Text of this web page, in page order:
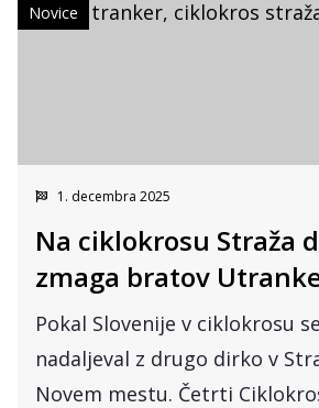
1. decembra 2025
Na ciklokrosu Straža
zmaga bratov
Pokal Slovenije v ciklokrosu
nadaljeval z drugo dirko v
Novem mestu. Četrti
Novice